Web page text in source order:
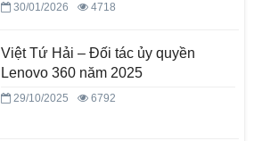
30/01/2026 4718
Việt Tứ Hải – Đối tác ủy quyền
Lenovo 360 năm 2025
29/10/2025 6792